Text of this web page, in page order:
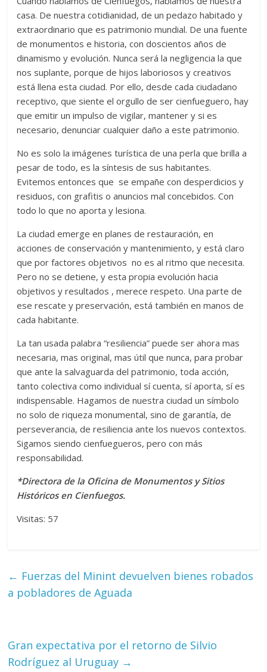
casa. De nuestra cotidianidad, de un pedazo habitado y
extraordinario que es patrimonio mundial. De una fuente
de monumentos e historia, con doscientos años de
dinamismo y evolución. Nunca será la negligencia la que
nos suplante, porque de hijos laboriosos y creativos
está llena esta ciudad. Por ello, desde cada ciudadano
receptivo, que siente el orgullo de ser cienfueguero, hay
que emitir un impulso de vigilar, mantener y si es
necesario, denunciar cualquier daño a este patrimonio.
No es solo la imágenes turística de una perla que brilla a
pesar de todo, es la síntesis de sus habitantes.
Evitemos entonces que se empañe con desperdicios y
residuos, con grafitis o anuncios mal concebidos. Con
todo lo que no aporta y lesiona.
La ciudad emerge en planes de restauración, en
acciones de conservación y mantenimiento, y está claro
que por factores objetivos no es al ritmo que necesita.
Pero no se detiene, y esta propia evolución hacia
objetivos y resultados , merece respeto. Una parte de
ese rescate y preservación, está también en manos de
cada habitante.
La tan usada palabra “resiliencia” puede ser ahora mas
necesaria, mas original, mas útil que nunca, para probar
que ante la salvaguarda del patrimonio, toda acción,
tanto colectiva como individual sí cuenta, sí aporta, sí es
indispensable. Hagamos de nuestra ciudad un símbolo
no solo de riqueza monumental, sino de garantía, de
perseverancia, de resiliencia ante los nuevos contextos.
Sigamos siendo cienfuegueros, pero con más
responsabilidad.
*Directora de la Oficina de Monumentos y Sitios
Históricos en Cienfuegos.
Visitas: 57
← Fuerzas del Minint devuelven bienes robados
a pobladores de Aguada
Gran expectativa por el retorno de Silvio
Rodríguez al Uruguay →